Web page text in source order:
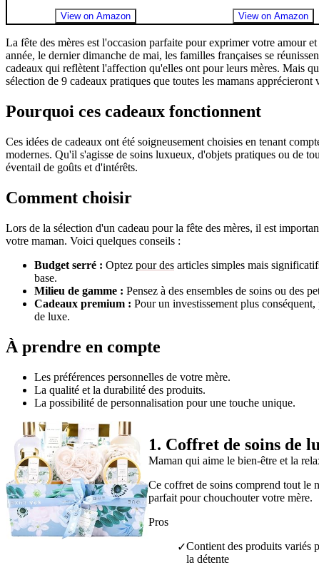
View on Amazon View on Amazon
La fête des mères est l'occasion parfaite pour exprimer votre amour
année, le dernier dimanche de mai, les familles françaises se
cadeaux qui reflètent l'affection qu'elles ont pour leurs mères. Mais
sélection de 9 cadeaux pratiques que toutes les mamans apprécieront
Pourquoi ces cadeaux fonctionnent
Ces idées de cadeaux ont été soigneusement choisies en tenant
modernes. Qu'il s'agisse de soins luxueux, d'objets pratiques ou de
éventail de goûts et d'intérêts.
Comment choisir
Lors de la sélection d'un cadeau pour la fête des mères, il est
votre maman. Voici quelques conseils :
Budget serré : Optez pour des articles simples mais
base.
Milieu de gamme : Pensez à des ensembles de soins ou des
Cadeaux premium : Pour un investissement plus
de luxe.
À prendre en compte
Les préférences personnelles de votre mère.
La qualité et la durabilité des produits.
La possibilité de personnalisation pour une touche unique.
1. Coffret de soins de
Maman qui aime le bien-être et la
Ce coffret de soins comprend tout le
parfait pour chouchouter votre mère.
Pros
✓Contient des produits variés
la détente